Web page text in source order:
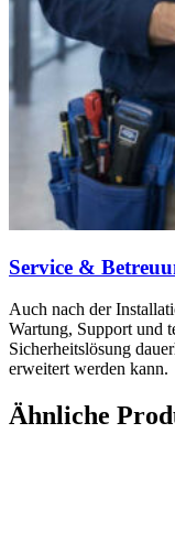
Service &
Auch nach der
Wartung, Support und
Sicherheitslösung
erweitert werden kann.
Ähnliche